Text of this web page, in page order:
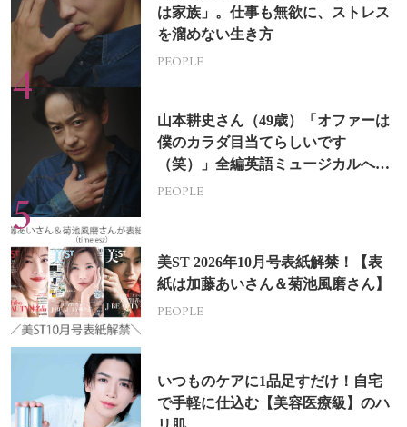
は家族」。仕事も無欲に、ストレス
を溜めない生き方
PEOPLE
山本耕史さん（49歳）「オファーは
僕のカラダ目当てらしいです
（笑）」全編英語ミュージカルへの
挑戦
PEOPLE
美ST 2026年10月号表紙解禁！【表
紙は加藤あいさん＆菊池風磨さん】
PEOPLE
いつものケアに1品足すだけ！自宅
で手軽に仕込む【美容医療級】のハ